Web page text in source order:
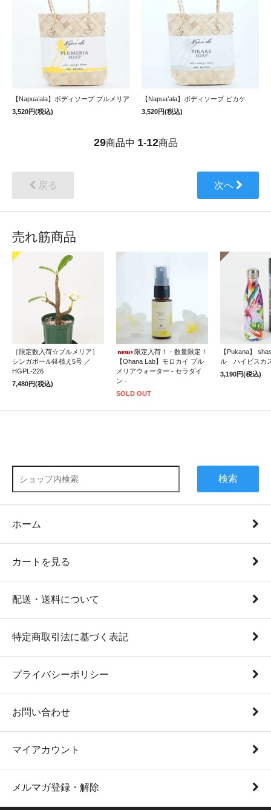
【Napua’ala】ボディソープ プルメリア
3,520円(税込)
【Napua’ala】ボディソープ ピカケ
3,520円(税込)
29商品中 1-12商品
戻る 次へ
売れ筋商品
［限定数入荷☆プルメリア］
シンガポール鉢植え5号 ／
HGPL-226
7,480円(税込)
限定入荷！・数量限定！
【Ohana Lab】モロカイ プル
メリアウォーター - セラダイ
ン -
SOLD OUT
【Pukana】
ル ハイビスカ
3,190円(税込)
検索
ホーム
カートを見る
配送・送料について
特定商取引法に基づく表記
プライバシーポリシー
お問い合わせ
マイアカウント
メルマガ登録・解除